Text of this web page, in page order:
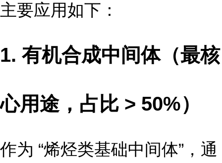
主要应用如下：
1. 有机合成中间体（最核
心用途，占比 > 50%）
作为 “烯烃类基础中间体”，通